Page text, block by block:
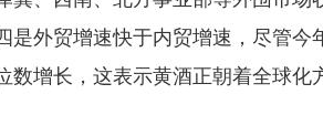
是外贸增速快于内贸增速，尽管
数增长，这表示黄酒正朝着全球化